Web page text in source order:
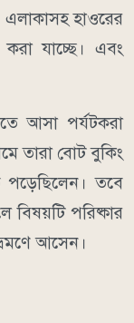
এলাকাসহ হাওরের
করা যাচ্ছে। এবং
আসা পর্যটকরা
তারা বোট বুকিং
পড়েছিলেন। তবে
বিষয়টি পরিষ্কার
আসেন।